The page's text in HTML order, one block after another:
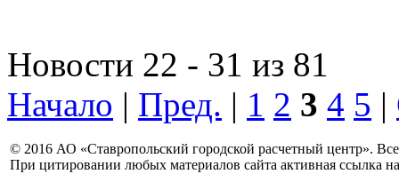
Новости 22 - 31 из 81
Начало | Пред. | 1 2 3 4 5 |
© 2016 АО «Ставропольский городской расчетный центр».
При цитировании любых материалов сайта активная ссылка